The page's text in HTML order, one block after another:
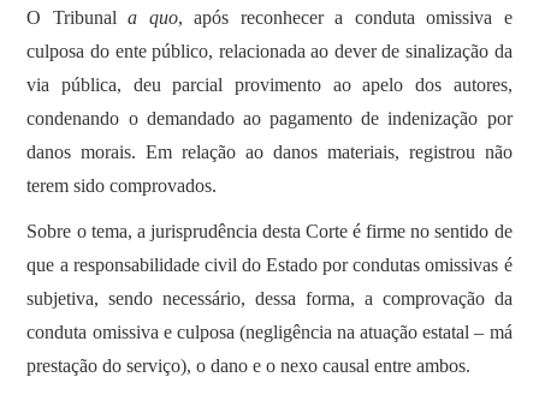
O Tribunala quo, após reconhecer a conduta omissiva e
culposa do ente público, relacionada ao dever de sinalização da
via pública, deu parcial provimento ao apelo dos autores,
condenando o demandado ao pagamento de indenização por
danos morais. Em relação ao danos materiais, registrou não
terem sido comprovados.
Sobre o tema, a jurisprudência desta Corte é firme no sentido de
que a responsabilidade civil do Estado por condutas omissivas é
subjetiva, sendo necessário, dessa forma, a comprovação da
conduta omissiva e culposa (negligência na atuação estatal – má
prestação do serviço), o dano e o nexo causal entre ambos.